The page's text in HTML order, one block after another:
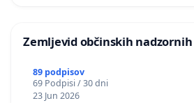
Zemljevid občinskih
89 podpisov
69 Podpisi / 30 dni
23 Jun 2026